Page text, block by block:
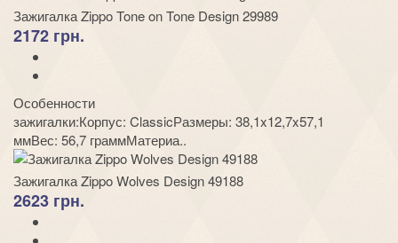
Зажигалка Zippo Tone on Tone Design 29989
2172 грн.
Особенности
зажигалки:Корпус: ClassicРазмеры: 38,1x12,7x57,1
ммВес: 56,7 граммМатериа..
Зажигалка Zippo Wolves Design 49188
2623 грн.